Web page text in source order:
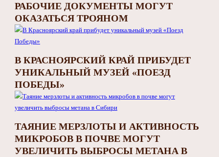
РАБОЧИЕ ДОКУМЕНТЫ МОГУТ
ОКАЗАТЬСЯ ТРОЯНОМ
В КРАСНОЯРСКИЙ КРАЙ ПРИБУДЕТ
УНИКАЛЬНЫЙ МУЗЕЙ «ПОЕЗД
ПОБЕДЫ»
ТАЯНИЕ МЕРЗЛОТЫ И АКТИВНОСТЬ
МИКРОБОВ В ПОЧВЕ МОГУТ
УВЕЛИЧИТЬ ВЫБРОСЫ МЕТАНА В